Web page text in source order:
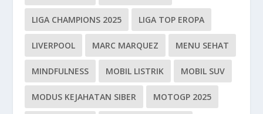
LIGA CHAMPIONS 2025 LIGA TOP EROPA
LIVERPOOL MARC MARQUEZ MENU SEHAT
MINDFULNESS MOBIL LISTRIK MOBIL SUV
MODUS KEJAHATAN SIBER MOTOGP 2025